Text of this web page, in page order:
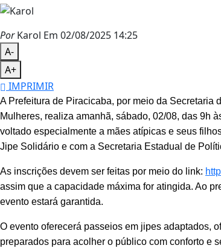
PorKarol Em 02/08/2025 14:25
A-
A+
IMPRIMIR
A Prefeitura de Piracicaba, por meio da
Mulheres, realiza amanhã, sábado, 02/08, das 9h
voltado especialmente a mães atípicas e seus
Jipe Solidário e com a Secretaria Estadual de
As inscrições devem ser feitas por meio do link:
assim que a capacidade máxima for atingida. Ao
evento estará garantida.
O evento oferecerá passeios em jipes adaptados,
preparados para acolher o público com conforto e